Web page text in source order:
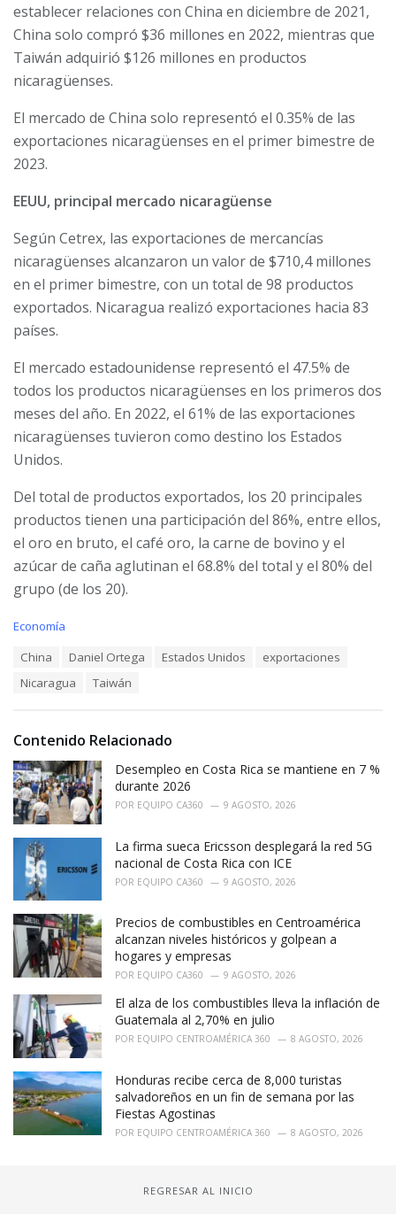
establecer relaciones con China en diciembre de 2021,
China solo compró $36 millones en 2022, mientras que
Taiwán adquirió $126 millones en productos
nicaragüenses.
El mercado de China solo representó el 0.35% de las
exportaciones nicaragüenses en el primer bimestre de
2023.
EEUU, principal mercado nicaragüense
Según Cetrex, las exportaciones de mercancías
nicaragüenses alcanzaron un valor de $710,4 millones
en el primer bimestre, con un total de 98 productos
exportados. Nicaragua realizó exportaciones hacia 83
países.
El mercado estadounidense representó el 47.5% de
todos los productos nicaragüenses en los primeros dos
meses del año. En 2022, el 61% de las exportaciones
nicaragüenses tuvieron como destino los Estados
Unidos.
Del total de productos exportados, los 20 principales
productos tienen una participación del 86%, entre ellos,
el oro en bruto, el café oro, la carne de bovino y el
azúcar de caña aglutinan el 68.8% del total y el 80% del
grupo (de los 20).
C
i
s
:
Economía
China Daniel Ortega Estados Unidos
exportaciones
Nicaragua
Taiwán
Contenido Relacionado
Desempleo en Costa Rica se mantiene en 7 %
durante 2026
POR EQUIPO CA360 9 AGOSTO, 2026
La firma sueca Ericsson desplegará la red 5G
nacional de Costa Rica con ICE
POR EQUIPO CA360 9 AGOSTO, 2026
Precios de combustibles en Centroamérica
alcanzan niveles históricos y golpean a
hogares y empresas
POR EQUIPO CA360 9 AGOSTO, 2026
El alza de los combustibles lleva la inflación de
Guatemala al 2,70% en julio
POR EQUIPO CENTROAMÉRICA 360 8 AGOSTO, 2026
Honduras recibe cerca de 8,000 turistas
salvadoreños en un fin de semana por las
Fiestas Agostinas
POR EQUIPO CENTROAMÉRICA 360 8 AGOSTO, 2026
REGRESAR AL INICIO